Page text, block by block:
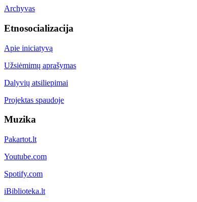
Archyvas
Etnosocializacija
Apie iniciatyvą
Užsiėmimų aprašymas
Dalyvių atsiliepimai
Projektas spaudoje
Muzika
Pakartot.lt
Youtube.com
Spotify.com
iBiblioteka.lt